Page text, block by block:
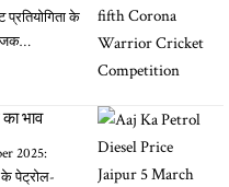
के
भाव
2025:
पेट्रोल-